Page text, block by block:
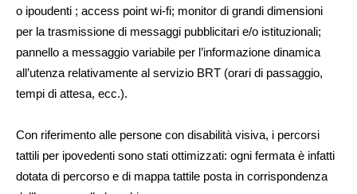
o ipoudenti ; access point wi-fi; monitor di grandi dimensioni
per la trasmissione di messaggi pubblicitari e/o istituzionali;
pannello a messaggio variabile per l’informazione dinamica
all’utenza relativamente al servizio BRT (orari di passaggio,
tempi di attesa, ecc.).
Con riferimento alle persone con disabilità visiva, i percorsi
tattili per ipovedenti sono stati ottimizzati: ogni fermata è infatti
dotata di percorso e di mappa tattile posta in corrispondenza